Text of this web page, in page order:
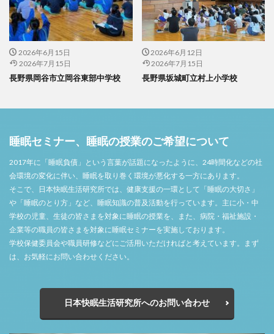
2026年6月15日
2026年7月15日
長野県岡谷市立岡谷東部中学校
2026年6月12日
2026年7月15日
長野県坂城町立村上小学校
睡眠セミナー、睡眠の授業のご希望について
2017年に「睡眠負債」という言葉が話題になったように、24時間化などの社
会環境の変化に伴い、睡眠を取り巻く環境が悪化する一方にあります。
そこで、日本快眠生活研究所では、健康支援の一環として「睡眠の大切さ」
や「睡眠のとり方」など、睡眠知識の普及活動を行っています。主に小・中
学校の児童、生徒の皆さまを対象に睡眠の授業を、また、病院・福祉施設・
企業等の職員の皆さまを対象に睡眠セミナーを実施しております。
学校保健委員会や職員研修などにご活用いただければと考えています。まず
は、お気軽にお問い合わせください。
日本快眠生活研究所へのお問い合わせ